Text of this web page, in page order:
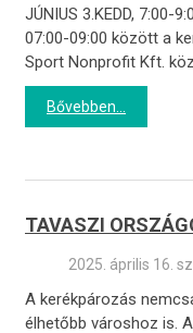
JÚNIUS 3.KEDD,
07:00-09:00 között a
Sport Nonprofit Kft.
Bővebben...
TAVASZI
2025. április 16.
A kerékpározás
élhetőbb városhoz is.